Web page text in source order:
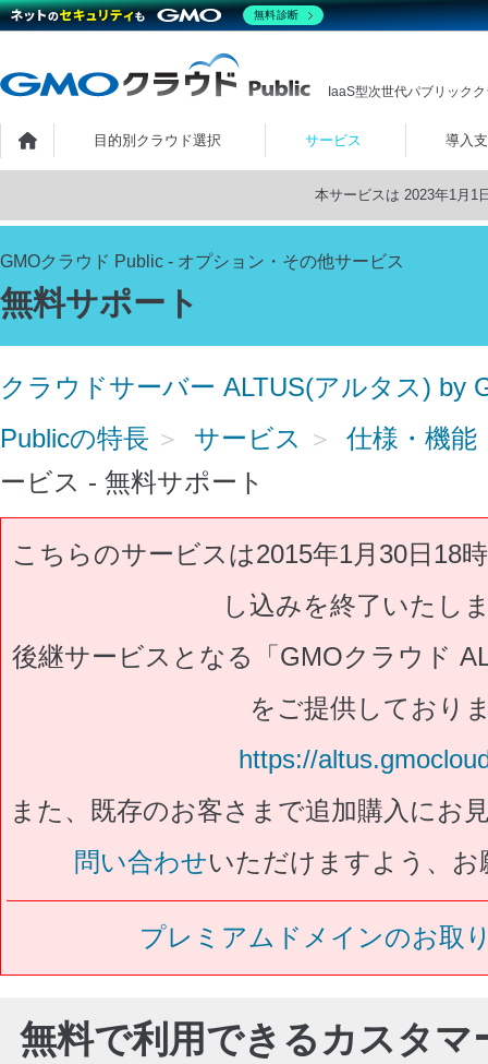
IaaS型次世代パブリック
目的別クラウド選択 サービス 導入
本サービスは 2023年1月
GMOクラウド Public - オプション・その他サービス
無料サポート
クラウドサーバー ALTUS(アルタス) by
Publicの特長
サービス
仕様・機能
ービス - 無料サポート
こちらのサービスは2015年1月30日18
し込みを終了いたし
後継サービスとなる「GMOクラウド
をご提供しており
https://
また、既存のお客さまで追加購入にお
問い合わせいただけますよう、
プレミアムドメインのお取
無料で利用できるカスタマ
無料診断